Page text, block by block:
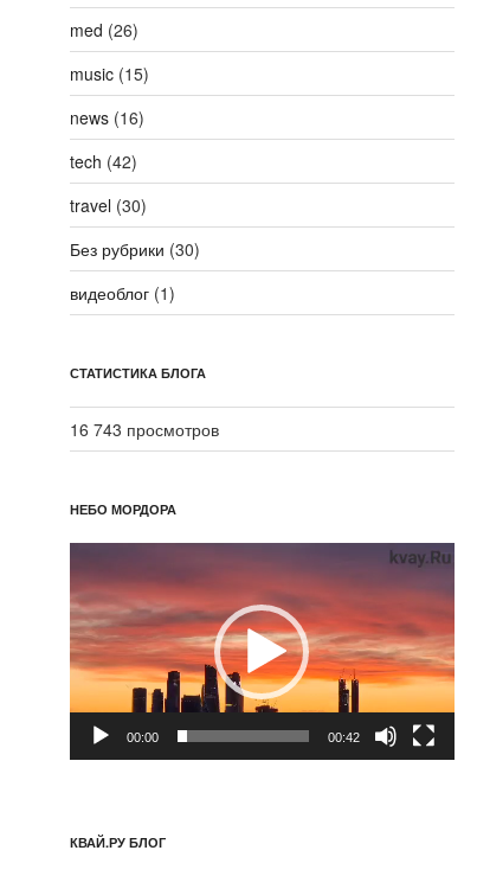
med (26)
music(15)
news(16)
tech (42)
travel(30)
Без рубрики (30)
видеоблог(1)
СТАТИСТИКА БЛОГА
16 743 просмотров
НЕБО МОРДОРА
00:00 00:42
КВАЙ.РУ БЛОГ